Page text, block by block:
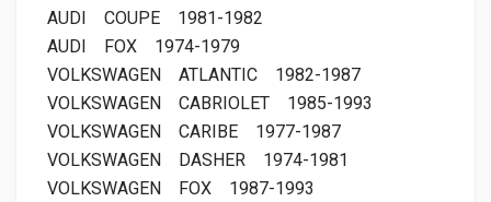
AUDI
COUPE
1981-1982
AUDI
FOX
1974-1979
VOLKSWAGEN
ATLANTIC
1982-1987
VOLKSWAGEN
CABRIOLET
1985-1993
VOLKSWAGEN
CARIBE
1977-1987
VOLKSWAGEN
DASHER
1974-1981
VOLKSWAGEN
FOX 1987-1993